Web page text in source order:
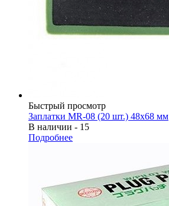
Быстрый просмотр
Заплатки MR-08 (20 шт.) 48х68 мм
В наличии - 15
Подробнее